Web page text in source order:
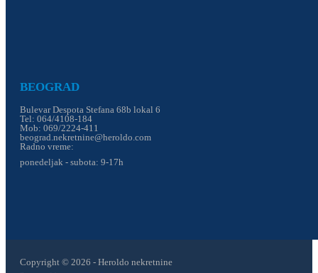
BEOGRAD
Bulevar Despota Stefana 68b lokal 6
Tel: 064/4108-184
Mob: 069/2224-411
beograd.nekretnine@heroldo.com
Radno vreme:
ponedeljak - subota: 9-17h
Copyright © 2026 - Heroldo nekretnine